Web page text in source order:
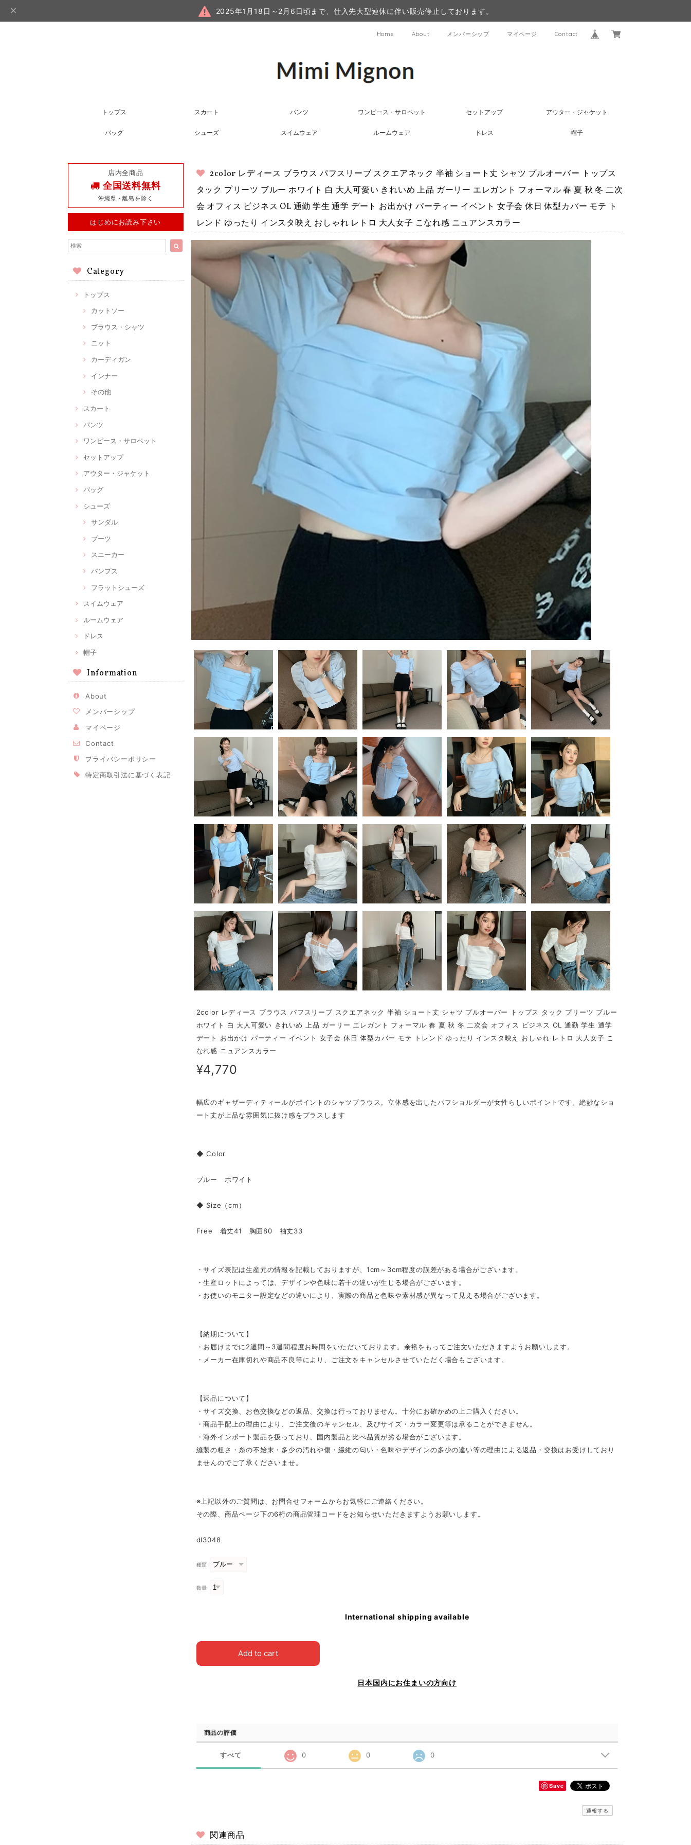
2025年1月18日～2月6日頃まで、仕入先大型連休に伴い販売停止しております。
Home About メンバーシップ マイページ Contact
トップス スカート パンツ ワンピース・サロペット セットアップ アウター・ジャケット
バッグ シューズ スイムウェア ルームウェア ドレス 帽子
店内全商品
全国送料無料
沖縄県・離島を除く
はじめにお読み下さい
Category
トップス
カットソー
ブラウス・シャツ
ニット
カーディガン
インナー
その他
スカート
パンツ
ワンピース・サロペット
セットアップ
アウター・ジャケット
バッグ
シューズ
サンダル
ブーツ
スニーカー
パンプス
フラットシューズ
スイムウェア
ルームウェア
ドレス
帽子
Information
About
メンバーシップ
マイページ
Contact
プライバシーポリシー
特定商取引法に基づく表記
2color レディース ブラウス パフスリーブ スクエアネック 半袖 ショート丈 シャツ プルオーバー トップス
タック プリーツ ブルー ホワイト 白 大人可愛い きれいめ 上品 ガーリー エレガント フォーマル 春 夏 秋 冬 二次
会 オフィス ビジネス OL 通勤 学生 通学 デート お出かけ パーティー イベント 女子会 休日 体型カバー モテ ト
レンド ゆったり インスタ映え おしゃれ レトロ 大人女子 こなれ感 ニュアンスカラー
2color レディース ブラウス パフスリーブ スクエアネック 半袖 ショート丈 シャツ プルオーバー トップス タック プリーツ ブルー
ホワイト 白 大人可愛い きれいめ 上品 ガーリー エレガント フォーマル 春 夏 秋 冬 二次会 オフィス ビジネス OL 通勤 学生 通学
デート お出かけ パーティー イベント 女子会 休日 体型カバー モテ トレンド ゆったり インスタ映え おしゃれ レトロ 大人女子 こ
なれ感 ニュアンスカラー
¥4,770
幅広のギャザーディティールがポイントのシャツブラウス。立体感を出したパフショルダーが女性らしいポイントです。絶妙なショ
ート丈が上品な雰囲気に抜け感をプラスします
◆ Color
ブルー ホワイト
◆ Size（cm）
Free 着丈41 胸囲80 袖丈33
・サイズ表記は生産元の情報を記載しておりますが、1cm～3cm程度の誤差がある場合がございます。
・生産ロットによっては、デザインや色味に若干の違いが生じる場合がございます。
・お使いのモニター設定などの違いにより、実際の商品と色味や素材感が異なって見える場合がございます。
【納期について】
・お届けまでに2週間～3週間程度お時間をいただいております。余裕をもってご注文いただきますようお願いします。
・メーカー在庫切れや商品不良等により、ご注文をキャンセルさせていただく場合もございます。
【返品について】
・サイズ交換、お色交換などの返品、交換は行っておりません。十分にお確かめの上ご購入ください。
・商品手配上の理由により、ご注文後のキャンセル、及びサイズ・カラー変更等は承ることができません。
・海外インポート製品を扱っており、国内製品と比べ品質が劣る場合がございます。
縫製の粗さ・糸の不始末・多少の汚れや傷・繊維の匂い・色味やデザインの多少の違い等の理由による返品・交換はお受けしており
ませんのでご了承くださいませ。
※上記以外のご質問は、お問合せフォームからお気軽にご連絡ください。
その際、商品ページ下の6桁の商品管理コードをお知らせいただきますようお願いします。
dl3048
種類
数量
International shipping available
Add to cart
日本国内にお住まいの方向け
商品の評価
すべて 0 0 0
Save
通報する
関連商品